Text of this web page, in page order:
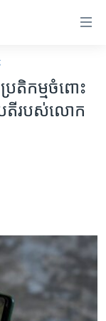
តិកម្ម​ចំពោះ​
បតី​របស់​លោក